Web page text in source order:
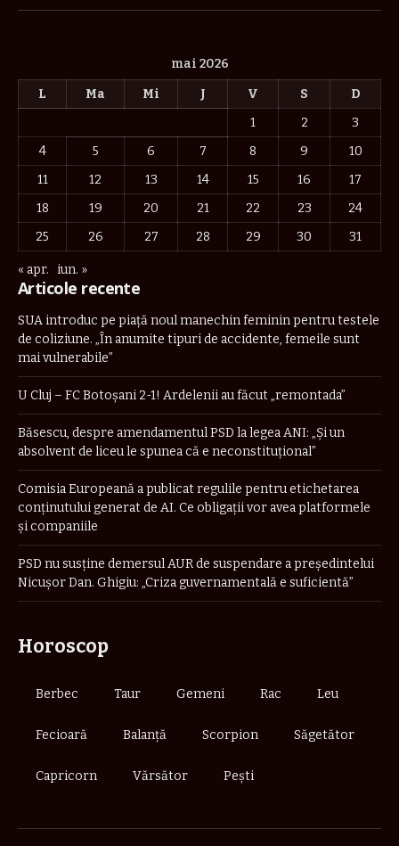
mai 2026
L
Ma Mi J V S
D
1
2
3
4
5 6 7 8 9
10
11
12 13 14 15 16
17
18
19 20 21 22 23
24
25
26 27 28 29 30 31
« apr. iun. »
Articole recente
SUA introduc pe piață noul manechin feminin pentru testele
de coliziune. „În anumite tipuri de accidente, femeile sunt
mai vulnerabile”
U Cluj – FC Botoșani 2-1! Ardelenii au făcut „remontada”
Băsescu, despre amendamentul PSD la legea ANI: „Și un
absolvent de liceu le spunea că e neconstituţional”
Comisia Europeană a publicat regulile pentru etichetarea
conținutului generat de AI. Ce obligații vor avea platformele
și companiile
PSD nu susține demersul AUR de suspendare a președintelui
Nicușor Dan. Ghigiu: „Criza guvernamentală e suficientă”
Horoscop
Berbec Taur Gemeni Rac Leu
Fecioară Balanță Scorpion Săgetător
Capricorn Vărsător Pești